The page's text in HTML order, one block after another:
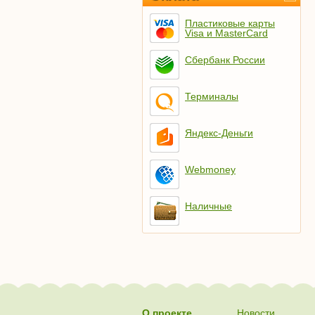
Пластиковые карты
Visa и MasterCard
Сбербанк России
Терминалы
Яндекс-Деньги
Webmoney
Наличные